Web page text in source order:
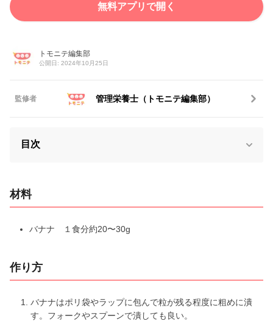
無料アプリで開く
トモニテ編集部
公開日: 2024年10月25日
監修者 管理栄養士（トモニテ編集部）
目次
材料
バナナ １食分約20〜30g
作り方
バナナはポリ袋やラップに包んで粒が残る程度に粗めに潰
す。フォークやスプーンで潰しても良い。